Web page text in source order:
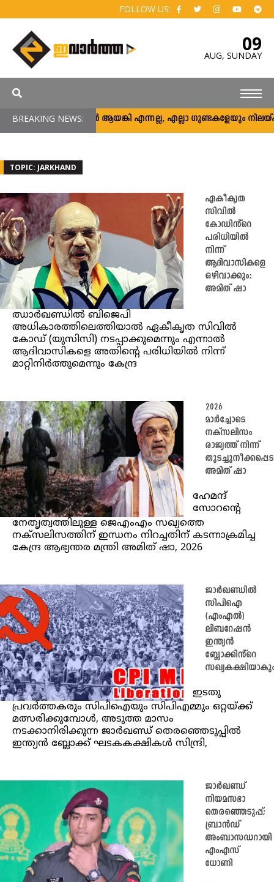
FOLLOW US:
09
AUG, SUNDAY
BREAKING NEWS:
അര്‍ജുന്‍ ആയങ്കി എന്നല്ല, എല്ലാ ഗുണ്ടകളേയും നിലയ്ക്ക്
TOPIC: JARKHAND
ഏകീകൃത
സിവിൽ
കോഡിൻ്റെ
പരിധിയിൽ
നിന്ന്
ആദിവാസികളെ
ഒഴിവാക്കും:
അമിത് ഷാ
ഝാർഖണ്ഡിൽ ബിജെപി
അധികാരത്തിലെത്തിയാൽ ഏകീകൃത സിവിൽ
കോഡ് (യുസിസി) നടപ്പാക്കുമെന്നും എന്നാൽ
ആദിവാസികളെ അതിൻ്റെ പരിധിയിൽ നിന്ന്
മാറ്റിനിർത്തുമെന്നും കേന്ദ്ര
2026
മാർച്ചോടെ
നക്സലിസം
രാജ്യത്ത് നിന്ന്
അമിത് ഷാ
ഹേമന്ദ്
സോറൻ്റെ
നേതൃത്വത്തിലുള്ള ജെഎംഎം സഖ്യത്തെ
നക്‌സലിസത്തിന് ഇന്ധനം നിറച്ചതിന് കടന്നാക്രമിച്ച
കേന്ദ്ര ആഭ്യന്തര മന്ത്രി അമിത് ഷാ, 2026
ജാർഖണ്ഡിൽ
സിപിഐ
(എംഎൽ)
ലിബറേഷൻ
ഇന്ത്യൻ
ബ്ലോക്കിൻ്റെ
ഇടതു
പ്രവർത്തകരും സിപിഐയും സിപിഎമ്മും ഒറ്റയ്ക്ക്
മത്സരിക്കുമ്പോൾ, അടുത്ത മാസം
നടക്കാനിരിക്കുന്ന ജാർഖണ്ഡ് തെരഞ്ഞെടുപ്പിൽ
ഇന്ത്യൻ ബ്ലോക്ക് ഘടകകക്ഷികൾ സിന്ദ്രി,
ജാർഖണ്ഡ്
നിയമസഭാ
തെരഞ്ഞെടുപ്പ്;
ബ്രാൻഡ്
അംബാസഡറായി
എംഎസ്
ധോണി